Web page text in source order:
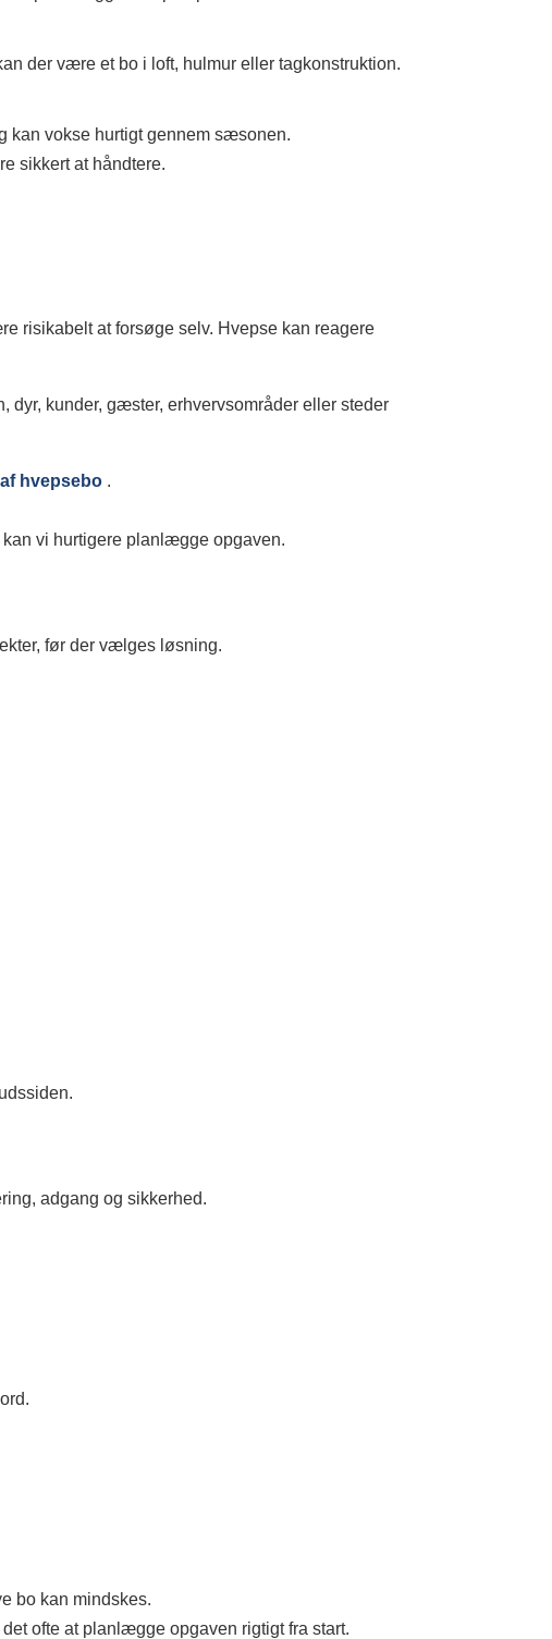
der være et bo i loft, hulmur eller tagkonstruktion.
kan vokse hurtigt gennem sæsonen.
sikkert at håndtere.
risikabelt at forsøge selv. Hvepse kan reagere
kunder, gæster, erhvervsområder eller steder
hvepsebo .
vi hurtigere planlægge opgaven.
før der vælges løsning.
adgang og sikkerhed.
bo kan mindskes.
ofte at planlægge opgaven rigtigt fra start.